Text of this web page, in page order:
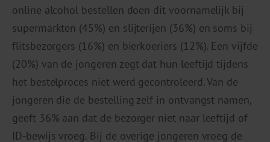
online alcohol bestellen doen dit voornamelijk bij
supermarkten (45%) en slijterijen (36%) en soms bij
flitsbezorgers (16%) en bierkoeriers (12%). Een vijfde
(20%) van de jongeren zegt dat hun leeftijd tijdens
het bestelproces niet werd gecontroleerd. Van de
jongeren die de bestelling zelf in ontvangst namen,
geeft 36% aan dat de bezorger niet naar leeftijd of
ID-bewijs vroeg. Bij de overige jongeren vroeg de